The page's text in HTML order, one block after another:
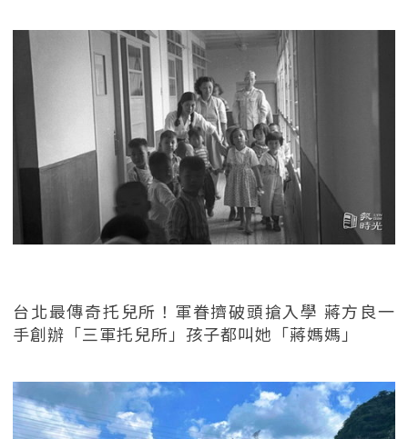
台北最傳奇托兒所！軍眷擠破頭搶入學 蔣方良一
手創辦「三軍托兒所」孩子都叫她「蔣媽媽」